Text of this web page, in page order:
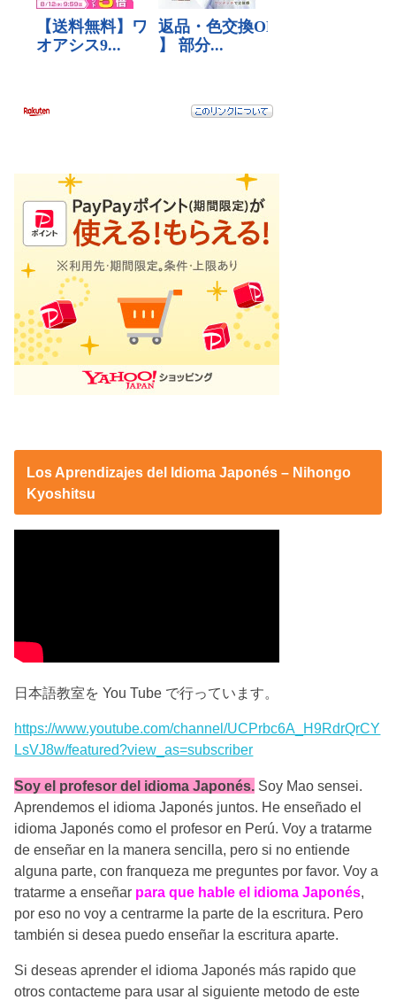
Los Aprendizajes del Idioma Japonés – Nihongo
Kyoshitsu
日本語教室を You Tube で行っています。
https://www.youtube.com/channel/UCPrbc6A_H9RdrQrCY
LsVJ8w/featured?view_as=subscriber
Soy el profesor del idioma Japonés. Soy Mao sensei.
Aprendemos el idioma Japonés juntos. He enseñado el
idioma Japonés como el profesor en Perú. Voy a tratarme
de enseñar en la manera sencilla, pero si no entiende
alguna parte, con franqueza me preguntes por favor. Voy a
tratarme a enseñar para que hable el idioma Japonés,
por eso no voy a centrarme la parte de la escritura. Pero
también si desea puedo enseñar la escritura aparte.
Si deseas aprender el idioma Japonés más rapido que
otros contacteme para usar al siguiente metodo de este